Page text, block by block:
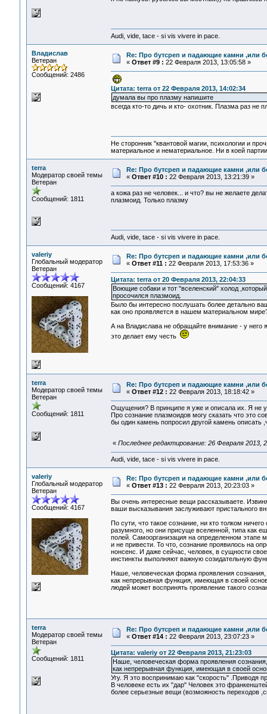
Audi, vide, tace - si vis vivere in pace.
Владислав
Ветеран
Сообщений: 2486
Re: Про бутсреп и падающие камни ,или
« Ответ #9 : 22 Февраля 2013, 13:05:58 »
Цитата: terra от 22 Февраля 2013, 14:02:34
думала вы про плазму напишите
всегда кто-то дичь и кто- охотник. Плазма раз не
Не сторонник "квантовой магии, психологии и
материальное и нематериальное. Ни в коей
terra
Модератор своей темы
Ветеран
Сообщений: 1811
Re: Про бутсреп и падающие камни ,или
« Ответ #10 : 22 Февраля 2013, 13:21:39 »
а кожа раз не человек... и что? вы не желаете
плазмоид. Только плазму
Audi, vide, tace - si vis vivere in pace.
valeriy
Глобальный модератор
Ветеран
Сообщений: 4167
Re: Про бутсреп и падающие камни ,или
« Ответ #11 : 22 Февраля 2013, 17:53:36 »
Цитата: terra от 20 Февраля 2013, 22:04:33
Воющие собаки и тот "вселенский" холод
просочился плазмоид.
Было бы интересно послушать более детально
как оно проявляется в нашем материальном
А на Владислава не обращайте внимание - у него
это делает ему честь
terra
Модератор своей темы
Ветеран
Сообщений: 1811
Re: Про бутсреп и падающие камни ,или
« Ответ #12 : 22 Февраля 2013, 18:18:42 »
Ощущения? В принципе я уже и описала их. Я не
Про сознание плазмоидов могу сказать что это
бы один камень попросил другой камень описать
« Последнее редактирование: 26 Февраля 2013,
Audi, vide, tace - si vis vivere in pace.
valeriy
Глобальный модератор
Ветеран
Сообщений: 4167
Re: Про бутсреп и падающие камни ,или
« Ответ #13 : 22 Февраля 2013, 20:23:03 »
Вы очень интересные вещи рассказываете.
ваши высказывания заслуживают пристального
По сути, что такое сознание, ни кто толком
разумного, но они присуще вселенной, типа как
полей. Самоорганизация на определенном этапе
и не привести. То что, сознание проявилось на
нонсенс. И даже сейчас, человек, в сущности
инстинкты выполняют важную созидательную
Наше, человеческая форма проявления
как непрерывная функция, имеющая в своей
людей может воспринять проявление такого
terra
Модератор своей темы
Ветеран
Сообщений: 1811
Re: Про бутсреп и падающие камни ,или
« Ответ #14 : 22 Февраля 2013, 23:07:23 »
Цитата: valeriy от 22 Февраля 2013, 21:23:03
Наше, человеческая форма проявления
как непрерывная функция, имеющая в своей
Угу. Я это воспринимаю как "скорость" .Приводя
В человеке есть их "дар" Человек это
более серьезные вещи (возможность переходов